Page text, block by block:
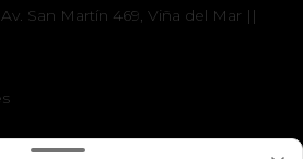
San Martín 469, Viña del Mar ||